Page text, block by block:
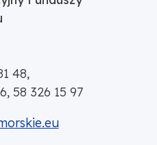
48,
58 326 15 97